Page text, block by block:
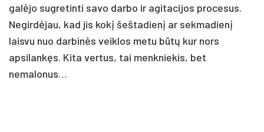
galėjo sugretinti savo darbo ir agitacijos procesus.
Negirdėjau, kad jis kokį šeštadienį ar sekmadienį
laisvu nuo darbinės veiklos metu būtų kur nors
apsilankęs. Kita vertus, tai menkniekis, bet
nemalonus…